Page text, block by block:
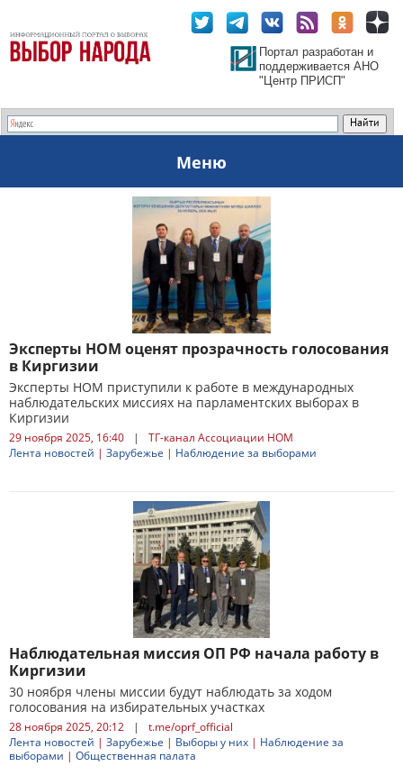
Портал разработан и
поддерживается АНО
"Центр ПРИСП"
Меню
Эксперты НОМ оценят прозрачность голосования
в Киргизии
Эксперты НОМ приступили к работе в международных
наблюдательских миссиях на парламентских выборах в
Киргизии
29 ноября 2025, 16:40 |
ТГ-канал Ассоциации НОМ
Лента новостей | Зарубежье | Наблюдение за выборами
Наблюдательная миссия ОП РФ начала работу в
Киргизии
30 ноября члены миссии будут наблюдать за ходом
голосования на избирательных участках
28 ноября 2025, 20:12 |
t.me/oprf_official
Лента новостей | Зарубежье | Выборы у них | Наблюдение за
выборами | Общественная палата